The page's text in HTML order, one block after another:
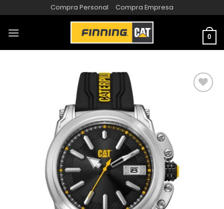
Compra Personal Compra Empresa
0
DESEOS